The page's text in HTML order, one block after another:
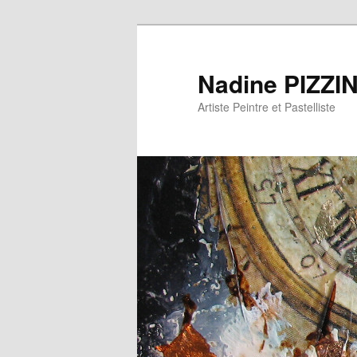
Nadine
Artiste Peintre et Pastelliste